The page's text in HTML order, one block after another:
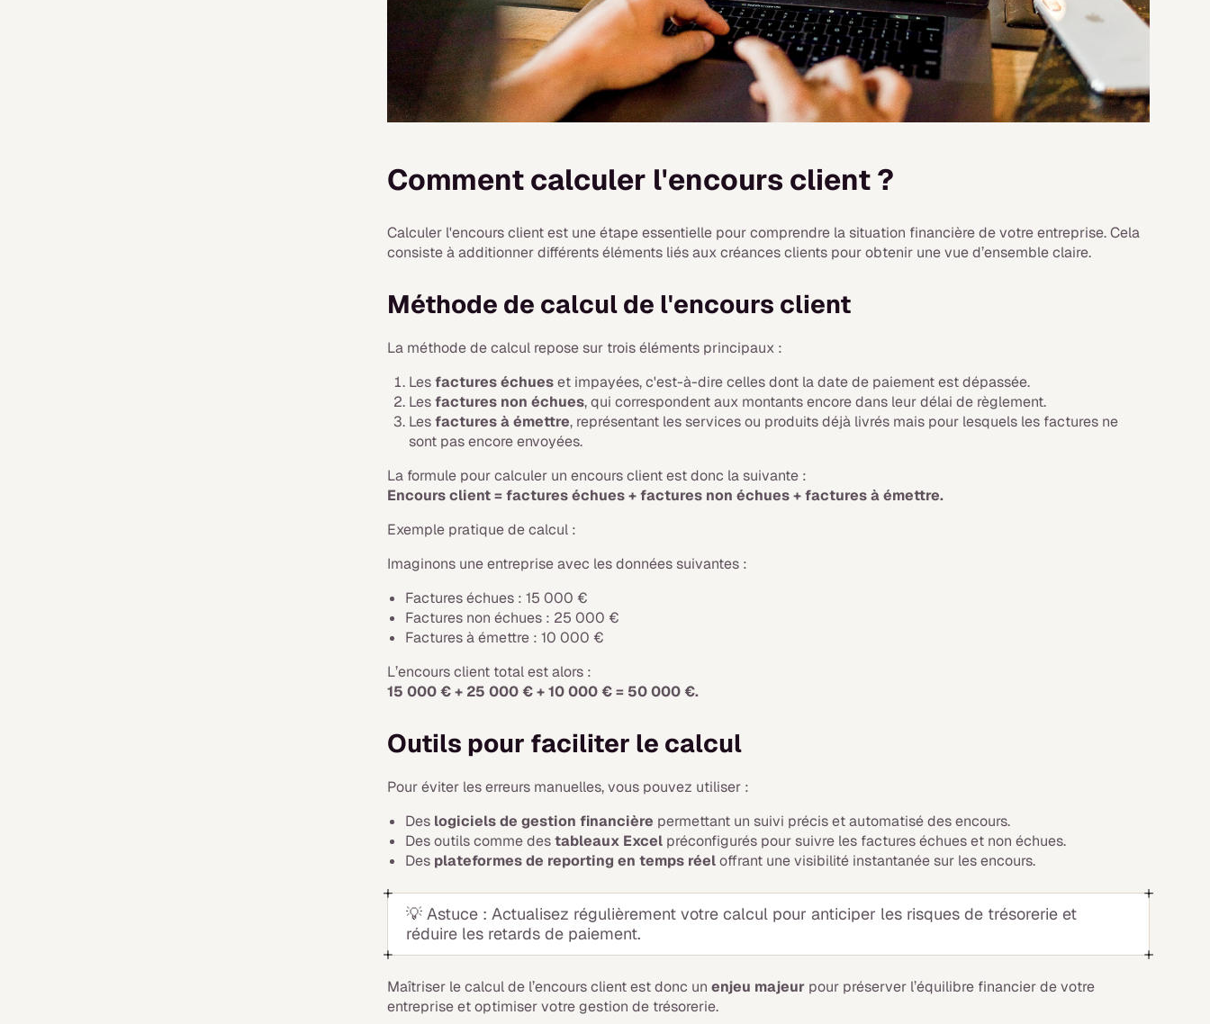
Comment calculer l'encours client ?
Calculer l'encours client est une étape essentielle pour comprendre la situation financière de votre entreprise. Cela
consiste à additionner différents éléments liés aux créances clients pour obtenir une vue d’ensemble claire.
Méthode de calcul de l'encours client
La méthode de calcul repose sur trois éléments principaux :
Lesfactures échueset impayées, c'est-à-dire celles dont la date de paiement est dépassée.
Lesfactures non échues, qui correspondent aux montants encore dans leur délai de règlement.
Lesfactures à émettre, représentant les services ou produits déjà livrés mais pour lesquels les factures ne
sont pas encore envoyées.
La formule pour calculer un encours client est donc la suivante :
Encours client = factures échues + factures non échues + factures à émettre.
Exemple pratique de calcul :
Imaginons une entreprise avec les données suivantes :
Factures échues : 15 000 €
Factures non échues : 25 000 €
Factures à émettre : 10 000 €
L’encours client total est alors :
15 000 € + 25 000 € + 10 000 € = 50 000 €.​
Outils pour faciliter le calcul
Pour éviter les erreurs manuelles, vous pouvez utiliser :
Des logiciels de gestion financière permettant un suivi précis et automatisé des encours.
Des outils comme destableaux Excel préconfigurés pour suivre les factures échues et non échues.
Des plateformes de reporting en temps réeloffrant une visibilité instantanée sur les encours.
💡Astuce : Actualisez régulièrement votre calcul pour anticiper les risques de trésorerie et
réduire les retards de paiement.
Maîtriser le calcul de l’encours client est donc unenjeu majeur pour préserver l’équilibre financier de votre
entreprise et optimiser votre gestion de trésorerie.